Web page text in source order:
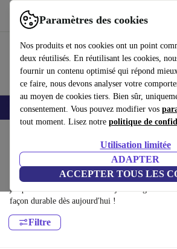
Paramètres des cookies
Nos produits et nos cookies ont un point
deux réutilisés. En réutilisant les cookies,
fournir un contenu optimisé qui répond
ce faire, nous devons analyser votre
au moyen de cookies tiers. Bien sûr,
consentement. Vous pouvez modifier vos
tout moment. Lisez notre politique de
Utilisation limitée
ADAPTER
ACCEPTER TOUS LES
Utilisez refurbed rapidement et facilement
Smartphones Laptops Tablettes Montres
Aspirateurs:
Aspirateurs certifiés reconditionnés à moins de
jusqu'à 40 %. Retours sous 30 jours et garantie
façon durable dès aujourd'hui !
Filtre